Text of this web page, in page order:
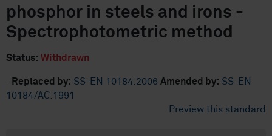
phosphor in steels and irons -
Spectrophotometric method
Status: Withdrawn
· Replaced by: SS-EN 10184:2006 Amended by: SS-EN
10184/AC:1991
Preview this standard